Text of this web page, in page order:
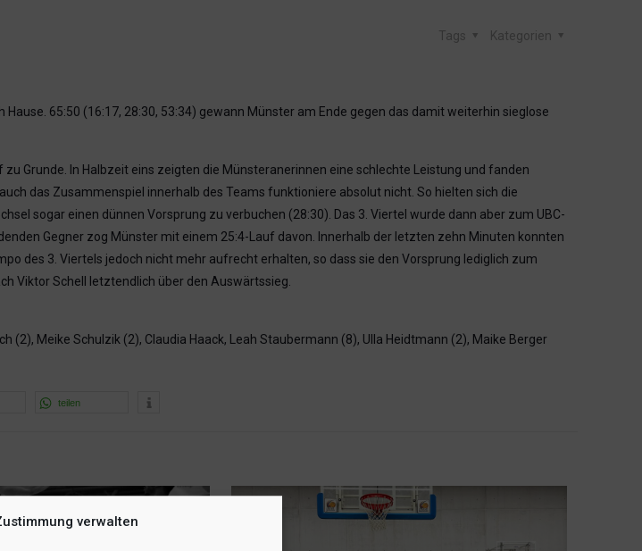
verwalten
Kategorien
Tags
65:50 (16:17, 28:30, 53:34) gewann Münster am Ende gegen das damit weiterhin sieglose
Grunde. In Halbzeit eins zeigten die Münsteranerinnen eine schlechte Leistung und fanden
das Zusammenspiel innerhalb des Teams funktioniere absolut nicht. So hielten sich die
sogar einen dünnen Vorsprung zu verbuchen (28:30). Das 3. Viertel wurde dann aber zum UBC-
Gegner zog Münster mit einem 25:4-Lauf davon. Innerhalb der letzten zehn Minuten konnten
des 3. Viertels jedoch nicht mehr aufrecht erhalten, so dass sie den Vorsprung lediglich zum
Viktor Schell letztendlich über den Auswärtssieg.
(2), Meike Schulzik (2), Claudia Haack, Leah Staubermann (8), Ulla Heidtmann (2), Maike Berger
teilen